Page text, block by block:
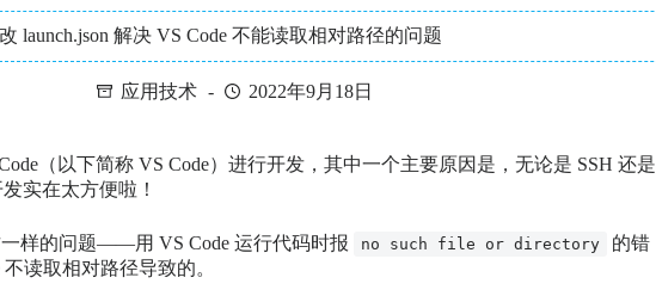
launch.json 解决 VS Code 不能读取相对路径的问题
应用技术 2022年9月18日
（以下简称 VS Code）进行开发，其中一个主要原因是，无论是 SSH 还是
实在太方便啦！
样的问题——用 VS Code 运行代码时报 no such file or directory
的错
读取相对路径导致的。